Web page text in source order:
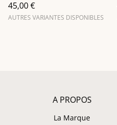
45,00 €
AUTRES VARIANTES DISPONIBLES
A PROPOS
La Marque